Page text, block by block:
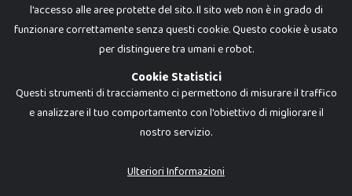
Dadi e Mattoncini è un brand di Giocabene Srl. Ogni riproduzione o utilizzo non
I prezzi e le promozioni pubblicate potrebbero differire da quanto esposto in
l'accesso alle aree protette del sito. Il sito web non è in grado di
funzionare correttamente senza questi cookie. Questo cookie è usato
per distinguere tra umani e robot.
Cookie Statistici
Questi strumenti di tracciamento ci permettono di misurare il traffico
e analizzare il tuo comportamento con l'obiettivo di migliorare il
nostro servizio.
Ulteriori Informazioni